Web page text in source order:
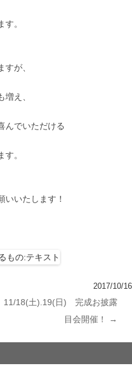
。
が、
え、
んでいただける
。
いいたします！
2017/10/16
11/18(土).19(日) 完成お披露
目会開催！
→